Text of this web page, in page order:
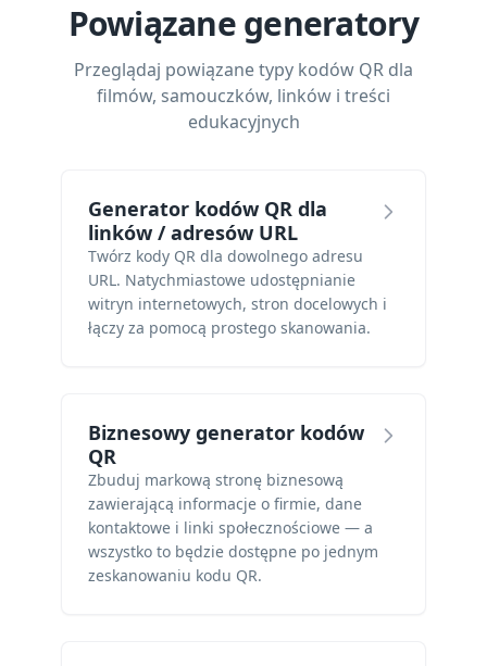
Powiązane generatory
Przeglądaj powiązane typy kodów QR dla
filmów, samouczków, linków i treści
edukacyjnych
Generator kodów QR dla
linków / adresów URL
Twórz kody QR dla dowolnego adresu
URL. Natychmiastowe udostępnianie
witryn internetowych, stron docelowych i
łączy za pomocą prostego skanowania.
Biznesowy generator kodów
QR
Zbuduj markową stronę biznesową
zawierającą informacje o firmie, dane
kontaktowe i linki społecznościowe — a
wszystko to będzie dostępne po jednym
zeskanowaniu kodu QR.